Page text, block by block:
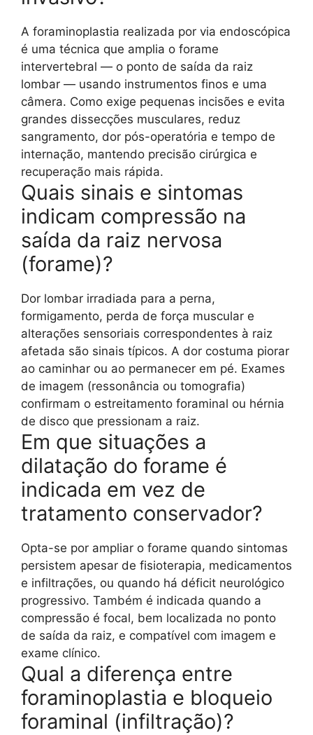
A foraminoplastia realizada por via endoscópica
é uma técnica que amplia o forame
intervertebral — o ponto de saída da raiz
lombar — usando instrumentos finos e uma
câmera. Como exige pequenas incisões e evita
grandes dissecções musculares, reduz
sangramento, dor pós-operatória e tempo de
internação, mantendo precisão cirúrgica e
recuperação mais rápida.
Quais sinais e sintomas
indicam compressão na
saída da raiz nervosa
(forame)?
Dor lombar irradiada para a perna,
formigamento, perda de força muscular e
alterações sensoriais correspondentes à raiz
afetada são sinais típicos. A dor costuma piorar
ao caminhar ou ao permanecer em pé. Exames
de imagem (ressonância ou tomografia)
confirmam o estreitamento foraminal ou hérnia
de disco que pressionam a raiz.
Em que situações a
dilatação do forame é
indicada em vez de
tratamento conservador?
Opta-se por ampliar o forame quando sintomas
persistem apesar de fisioterapia, medicamentos
e infiltrações, ou quando há déficit neurológico
progressivo. Também é indicada quando a
compressão é focal, bem localizada no ponto
de saída da raiz, e compatível com imagem e
exame clínico.
Qual a diferença entre
foraminoplastia e bloqueio
foraminal (infiltração)?